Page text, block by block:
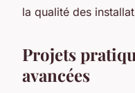
la qualité des
Projets
avancées